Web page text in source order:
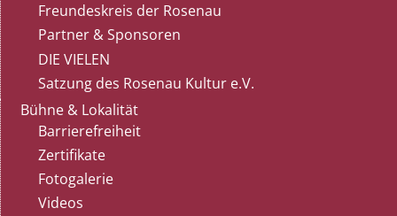
Freundeskreis der Rosenau
Partner & Sponsoren
DIE VIELEN
Satzung des Rosenau Kultur e.V.
Bühne & Lokalität
Barrierefreiheit
Zertifikate
Fotogalerie
Videos